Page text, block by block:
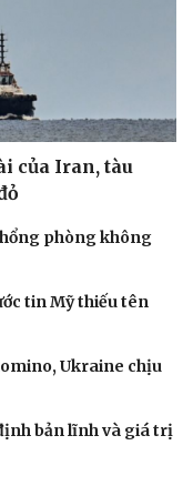
của Iran, tàu
phòng không
tin Mỹ thiếu tên
Ukraine chịu
bản lĩnh và giá trị